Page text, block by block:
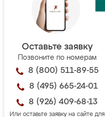
Оставьте заявку
Позвоните по номерам
8 (800) 511-89-55
8 (495) 665-24-01
8 (926) 409-68-13
Или оставьте заявку на сайте для